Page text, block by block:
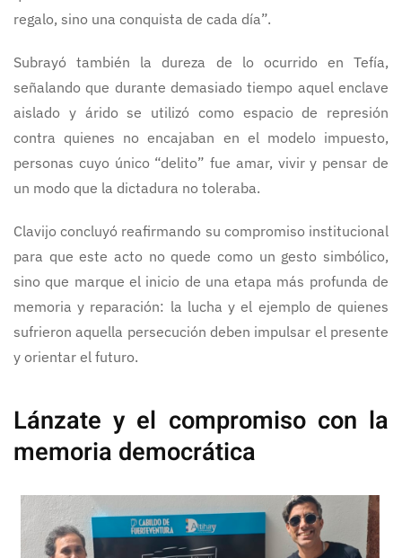
regalo, sino una conquista de cada día”.
Subrayó también la dureza de lo ocurrido en Tefía,
señalando que durante demasiado tiempo aquel enclave
aislado y árido se utilizó como espacio de represión
contra quienes no encajaban en el modelo impuesto,
personas cuyo único “delito” fue amar, vivir y pensar de
un modo que la dictadura no toleraba.
Clavijo concluyó reafirmando su compromiso institucional
para que este acto no quede como un gesto simbólico,
sino que marque el inicio de una etapa más profunda de
memoria y reparación: la lucha y el ejemplo de quienes
sufrieron aquella persecución deben impulsar el presente
y orientar el futuro.
Lánzate y el compromiso con la
memoria democrática